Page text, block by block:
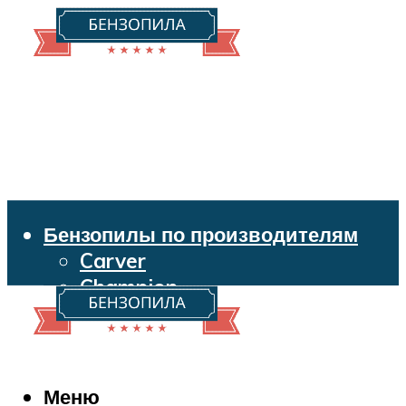
Бензопилы по производителям
Carver
Champion
Echo
Husqvarna
Makita
Меню